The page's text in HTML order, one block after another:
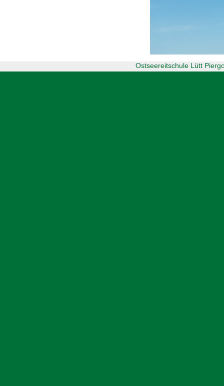
Ostseereitschule Lütt